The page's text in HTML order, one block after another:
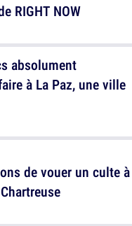
RIGHT NOW
absolument
à La Paz, une ville
de vouer un culte à